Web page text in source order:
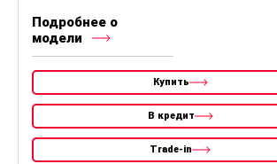
Подробнее о
модели
Купить
В кредит
Trade-in